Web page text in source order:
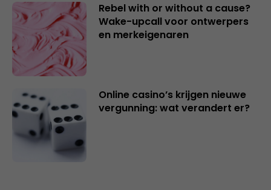
Rebel with or without a cause?
Wake-upcall voor ontwerpers
en merkeigenaren
Online casino’s krijgen nieuwe
vergunning: wat verandert er?